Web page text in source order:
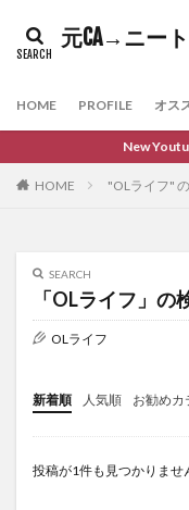
元CA→ニー
HOME PROFILE オス
New Youtube
HOME "OLライフ"
SEARCH
「OLライフ」の
OLライフ
新着順 人気順 お勧めカ
雑記
投稿が1件も見つかりませ